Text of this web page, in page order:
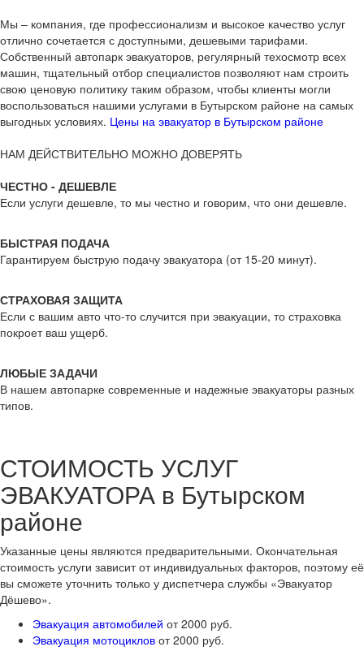
Мы – компания, где профессионализм и высокое качество услуг
отлично сочетается с доступными, дешевыми тарифами.
Собственный автопарк эвакуаторов, регулярный техосмотр всех
машин, тщательный отбор специалистов позволяют нам строить
свою ценовую политику таким образом, чтобы клиенты могли
воспользоваться нашими услугами в Бутырском районе на самых
выгодных условиях. Цены на эвакуатор в Бутырском районе
НАМ ДЕЙСТВИТЕЛЬНО МОЖНО ДОВЕРЯТЬ
ЧЕСТНО - ДЕШЕВЛЕ
Если услуги дешевле, то мы честно и говорим, что они дешевле.
БЫСТРАЯ ПОДАЧА
Гарантируем быструю подачу эвакуатора (от 15-20 минут).
СТРАХОВАЯ ЗАЩИТА
Если с вашим авто что-то случится при эвакуации, то страховка
покроет ваш ущерб.
ЛЮБЫЕ ЗАДАЧИ
В нашем автопарке современные и надежные эвакуаторы разных
типов.
СТОИМОСТЬ УСЛУГ
ЭВАКУАТОРА в Бутырском
районе
Указанные цены являются предварительными. Окончательная
стоимость услуги зависит от индивидуальных факторов, поэтому её
вы сможете уточнить только у диспетчера службы «Эвакуатор
Дёшево».
Эвакуация автомобилей от 2000 руб.
Эвакуация мотоциклов от 2000 руб.